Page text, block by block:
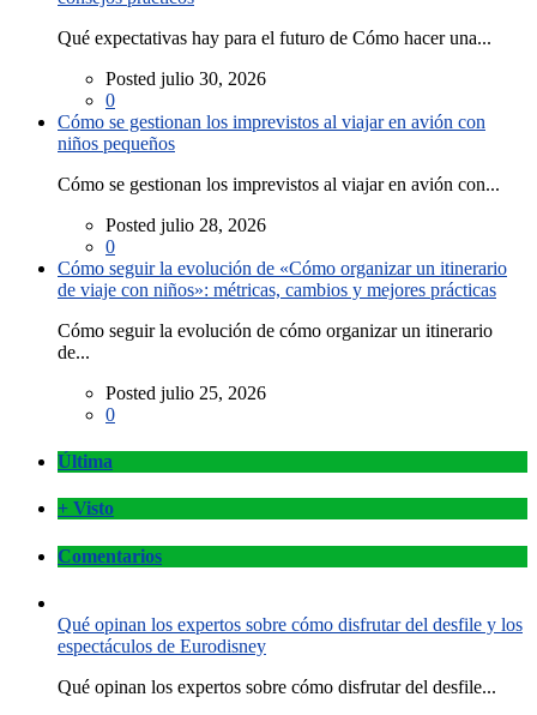
Qué expectativas hay para el futuro de Cómo hacer una...
Posted julio 30, 2026
0
Cómo se gestionan los imprevistos al viajar en avión con
niños pequeños
Cómo se gestionan los imprevistos al viajar en avión con...
Posted julio 28, 2026
0
Cómo seguir la evolución de «Cómo organizar un itinerario
de viaje con niños»: métricas, cambios y mejores prácticas
Cómo seguir la evolución de cómo organizar un itinerario
de...
Posted julio 25, 2026
0
Última
+ Visto
Comentarios
Qué opinan los expertos sobre cómo disfrutar del desfile y los
espectáculos de Eurodisney
Qué opinan los expertos sobre cómo disfrutar del desfile...